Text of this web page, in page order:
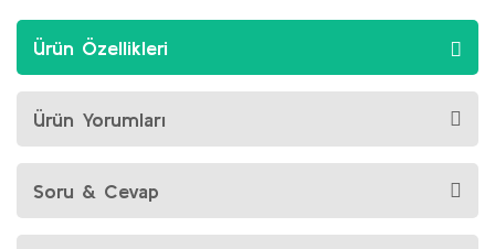
Ürün Özellikleri
Ürün Yorumları
Soru & Cevap